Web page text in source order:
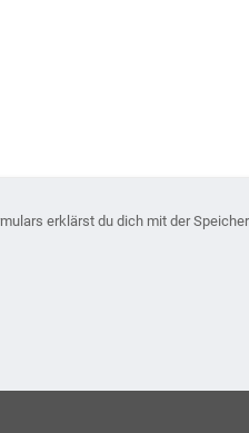
erklärst du dich mit der